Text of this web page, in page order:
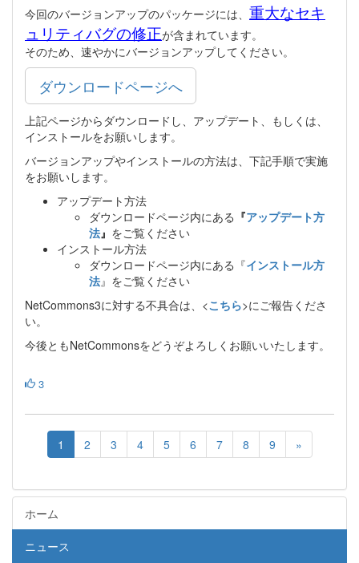
今回のバージョンアップのパッケージには、 重大なセキ
ュリティバグの修正が含まれています。
そのため、速やかにバージョンアップしてください。
ダウンロードページへ
上記ページからダウンロードし、アップデート、もしくは、
インストールをお願いします。
バージョンアップやインストールの方法は、下記手順で実施
をお願いします。
アップデート方法
ダウンロードページ内にある 『アップデート方
法』 をご覧ください
インストール方法
ダウンロードページ内にある『インストール方
法』をご覧ください
NetCommons3に対する不具合は、<こちら>にご報告くださ
い。
今後ともNetCommonsをどうぞよろしくお願いいたします。
3
1 2 3 4 5 6 7 8 9 »
ホーム
ニュース